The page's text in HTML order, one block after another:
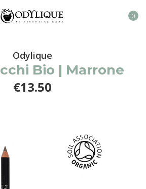
0
Odylique
Bio | Marrone
€13.50